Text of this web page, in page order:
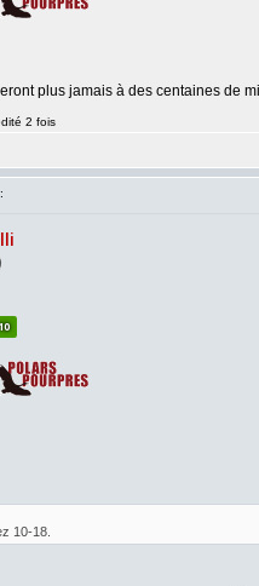
plus jamais à des centaines de
2 fois
10-18.